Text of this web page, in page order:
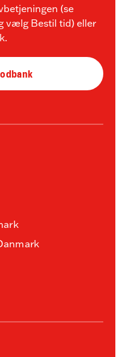
(se
vælg Bestil tid) eller